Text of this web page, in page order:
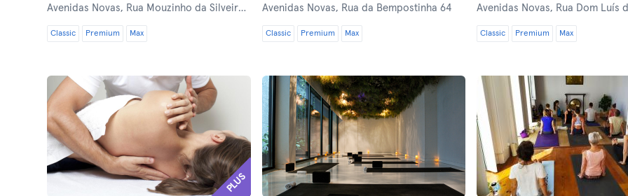
Avenidas Novas, Rua Mouzinho da Silveira 27C
Classic Premium Max
Avenidas Novas, Rua da Bempostinha 64
Classic Premium Max
Avenidas Novas, Rua Dom Luís de
Classic Premium Max
PLUS